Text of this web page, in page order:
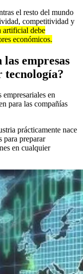
el resto del mundo
competitividad y
artificial debe
económicos.
empresas
tecnología?
en
para las compañías
prácticamente nace
para preparar
en cualquier